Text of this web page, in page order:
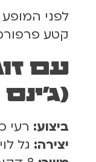
לפני
קטע
עם
ביצוע: רעי
יצירה: גל